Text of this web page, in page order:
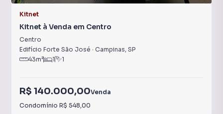
Kitnet
Kitnet à Venda em Centro
Centro
Edifício Forte São José · Campinas, SP
43m² 1 1
R$ 140.000,00Venda
Condomínio R$ 548,00